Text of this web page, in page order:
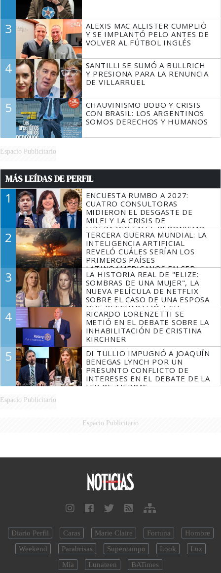
3
ALEXIS MAC ALLISTER CUMPLIÓ
Y SE IMPLANTÓ PELO ANTES DE
VOLVER AL FÚTBOL INGLÉS
4
SANTILLI SE SUMÓ A BULLRICH
Y PRESIONA PARA LA RENUNCIA
DE VILLARRUEL
5
CHAUVINISMO BOBO Y CRISIS
CON BRASIL: LOS ARGENTINOS
SOMOS DERECHOS Y HUMANOS
Espacio Publicitario
MÁS LEÍDAS DE PERFIL
1
ENCUESTA RUMBO A 2027:
CUATRO CONSULTORAS
MIDIERON EL DESGASTE DE
MILEI Y LA CRISIS DE
LIDERAZGO EN EL PERONISMO
2
TERCERA GUERRA MUNDIAL: LA
INTELIGENCIA ARTIFICIAL
REVELÓ CUÁLES SERÍAN LOS
PRIMEROS PAÍSES
LATINOAMERICANOS EN SER
DERROTADOS
3
LA HISTORIA REAL DE "ELIZE:
SOMBRAS DE UNA MUJER", LA
NUEVA PELÍCULA DE NETFLIX
SOBRE EL CASO DE UNA ESPOSA
QUE DESCUARTIZÓ A SU
MARIDO
4
RICARDO LORENZETTI SE
METIÓ EN EL DEBATE SOBRE LA
INHABILITACIÓN DE CRISTINA
KIRCHNER
5
DI TULLIO IMPUGNÓ A JOAQUÍN
BENEGAS LYNCH POR UN
PRESUNTO CONFLICTO DE
INTERESES EN EL DEBATE DE LA
LEY DE TIERRAS
Espacio Publicitario
Espacio Publicitario
Diario Perfil Caras Marie Claire Fortuna
Hombre
Weekend
Parabrisas Supercampo Look
Luz
Mía
Lunateen BATimes